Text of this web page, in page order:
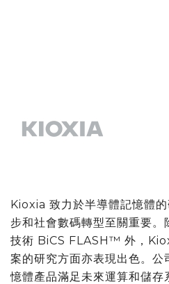
Kioxia 致力於半導體記憶體
步和社會數碼轉型至關重要
技術 BiCS FLASH™ 外，
案的研究方面亦表現出色。公
憶體產品滿足未來運算和儲存